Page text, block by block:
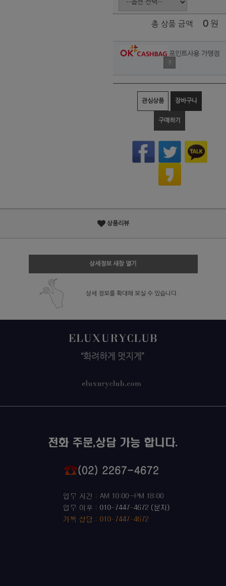
총 상품 금액 0 원
포인트사용 가맹점
?
관심상품 장바구니
구매하기
상품리뷰
상세정보 새창 열기
상세 정보를 확대해 보실 수 있습니다.